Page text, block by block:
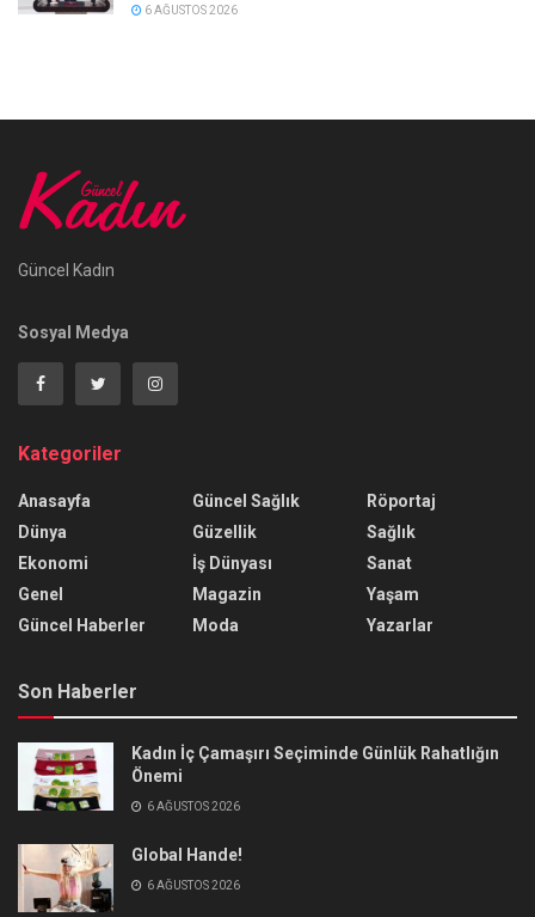
6 AĞUSTOS 2026
Güncel Kadın
Sosyal Medya
Kategoriler
Anasayfa
Dünya
Ekonomi
Genel
Güncel Haberler
Güncel Sağlık
Güzellik
İş Dünyası
Magazin
Moda
Röportaj
Sağlık
Sanat
Yaşam
Yazarlar
Son Haberler
Kadın İç Çamaşırı Seçiminde Günlük Rahatlığın
Önemi
6 AĞUSTOS 2026
Global Hande!
6 AĞUSTOS 2026